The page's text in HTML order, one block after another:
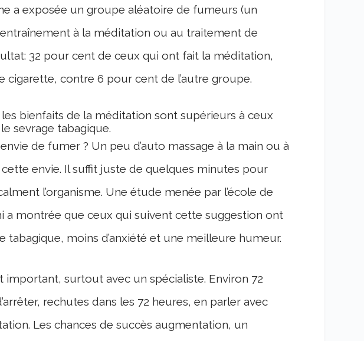
a exposée un groupe aléatoire de fumeurs (un
à la méditation ou au traitement de
32 pour cent de ceux qui ont fait la méditation,
contre 6 pour cent de l’autre groupe.
bienfaits de la méditation sont supérieurs à ceux
sevrage tabagique.
de fumer ? Un peu d’auto massage à la main ou à
cette envie. Il suffit juste de quelques minutes pour
l’organisme. Une étude menée par l’école de
a montrée que ceux qui suivent cette suggestion ont
tabagique, moins d’anxiété et une meilleure humeur.
important, surtout avec un spécialiste. Environ 72
rechutes dans les 72 heures, en parler avec
Les chances de succès augmentation, un